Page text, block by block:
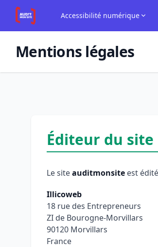
Aller au contenu principal
Accessibilité numérique
Mentions légales
Éditeur du site
Le siteauditmonsite est
Illicoweb
18 rue des Entrepreneurs
ZI de Bourogne-Morvillars
90120 Morvillars
France
Panneau de gestion des cookies